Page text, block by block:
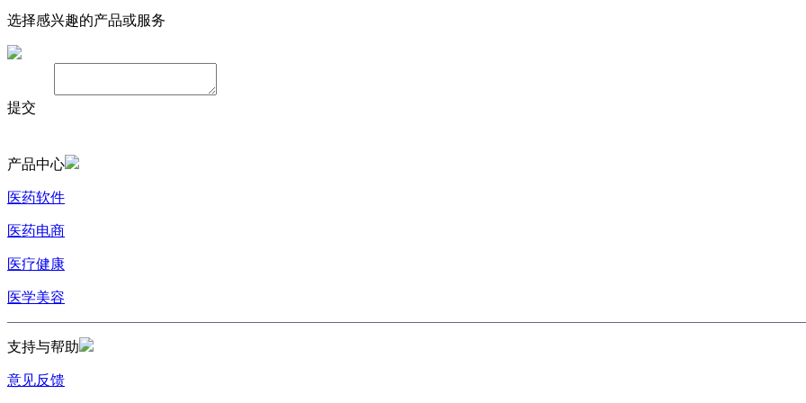
选择感兴趣的产品或服务
提交
产品中心
医药软件
医药电商
医疗健康
医学美容
支持与帮助
意见反馈